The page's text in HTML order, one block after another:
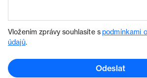
Vložením zprávy souhlasíte spodmínkami
údajů.
Odeslat